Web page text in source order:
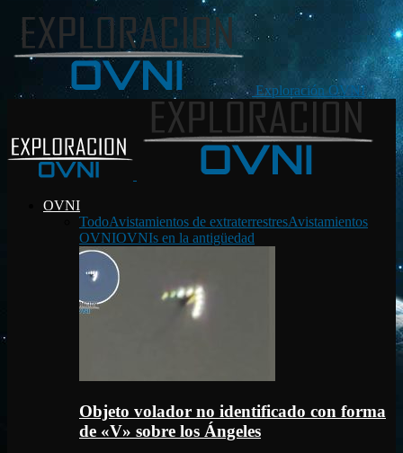
Exploración OVNI
OVNI
TodoAvistamientos de extraterrestresAvistamientos
OVNIOVNIs en la antigüedad
Objeto volador no identificado con forma
de «V» sobre los Ángeles